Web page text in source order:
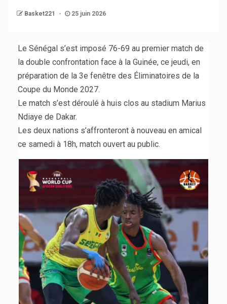
Basket221 25 juin 2026
Le Sénégal s’est imposé 76-69 au premier match de
la double confrontation face à la Guinée, ce jeudi, en
préparation de la 3e fenêtre des Éliminatoires de la
Coupe du Monde 2027.
Le match s’est déroulé à huis clos au stadium Marius
Ndiaye de Dakar.
Les deux nations s’affronteront à nouveau en amical
ce samedi à 18h, match ouvert au public.